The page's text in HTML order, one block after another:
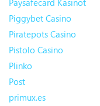
Paysafecard Kasinot
Piggybet Casino
Piratepots Casino
Pistolo Casino
Plinko
Post
primux.es